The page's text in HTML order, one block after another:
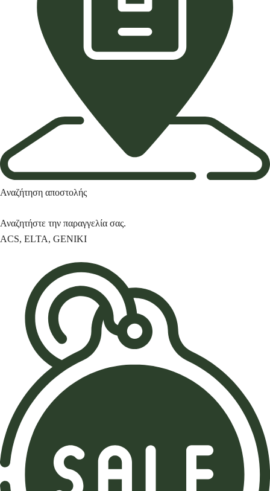
Αναζήτηση αποστολής
Αναζητήστε την παραγγελία σας.
ACS, ELTA, GENIKI